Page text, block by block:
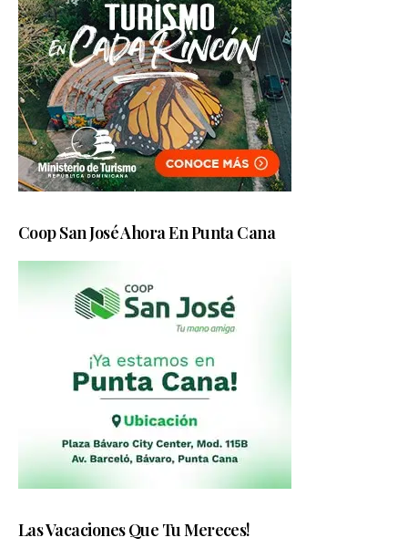
Coop San José Ahora En Punta Cana
Las Vacaciones Que Tu Mereces!